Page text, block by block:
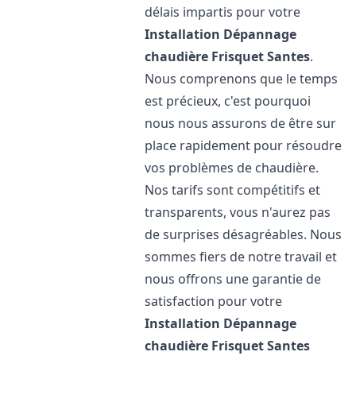
délais impartis pour votre
Installation Dépannage
chaudière FrisquetSantes.
Nous comprenons que le temps
est précieux, c'est pourquoi
nous nous assurons de être sur
place rapidement pour résoudre
vos problèmes de chaudière.
Nos tarifs sont compétitifs et
transparents, vous n'aurez pas
de surprises désagréables. Nous
sommes fiers de notre travail et
nous offrons une garantie de
satisfaction pour votre
Installation Dépannage
chaudière FrisquetSantes